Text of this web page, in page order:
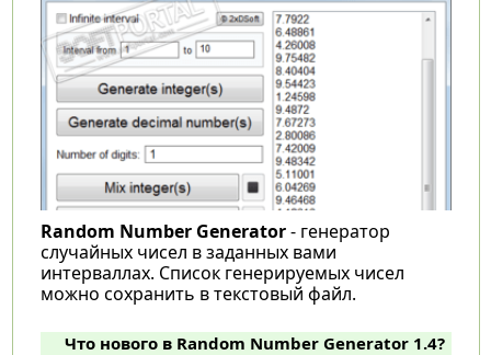
Random Number Generator- генератор
случайных чисел в заданных вами
интерваллах. Список генерируемых чисел
можно сохранить в текстовый файл.
Что нового в Random Number Generator 1.4?